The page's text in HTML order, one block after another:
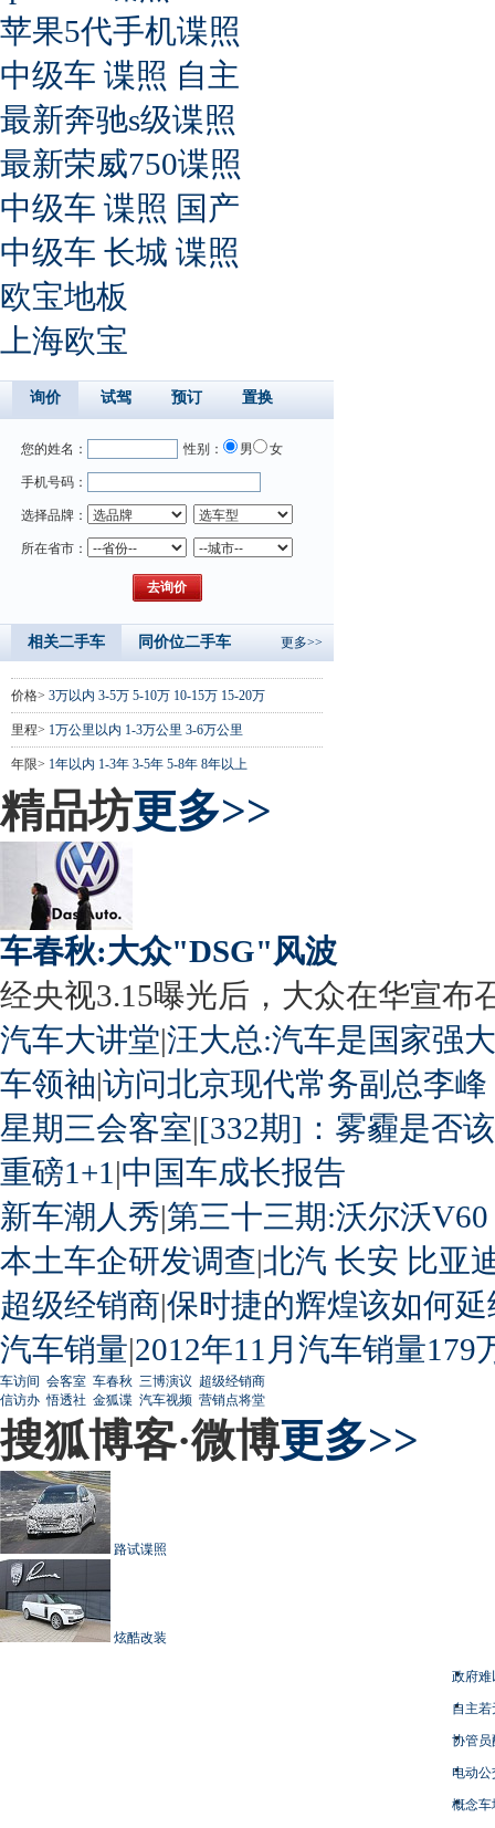
苹果5代手机谍照
中级车 谍照 自主
最新奔驰s级谍照
最新荣威750谍照
中级车 谍照 国产
中级车 长城 谍照
欧宝地板
上海欧宝
询价 试驾 预订 置换
您的姓名： 性别： 男 女
手机号码：
选择品牌：
所在省市：
相关二手车 同价位二手车 更多>>
价格> 3万以内 3-5万 5-10万 10-15万 15-20万
里程> 1万公里以内 1-3万公里 3-6万公里
年限> 1年以内 1-3年 3-5年 5-8年 8年以上
精品坊更多>>
车春秋:大众"DSG"风波
经央视3.15曝光后，大众在华宣布
汽车大讲堂|汪大总:汽车是国家强
车领袖|访问北京现代常务副总李峰
星期三会客室|[332期]：雾霾是否
重磅1+1 |中国车成长报告
新车潮人秀|第三十三期:沃尔沃
本土车企研发调查|北汽 长安 比亚
超级经销商|保时捷的辉煌该如何延
汽车销量|2012年11月汽车销量179
车访间 会客室 车春秋 三博演议 超级经销商
信访办 悟透社 金狐谍 汽车视频 营销点将堂
搜狐博客·微博更多>>
路试谍照
炫酷改装
政府难
自主
协管员
电动
概念车